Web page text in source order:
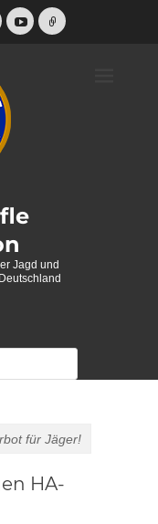
YouTube
Link
Jagd und
für Jäger!
HA-